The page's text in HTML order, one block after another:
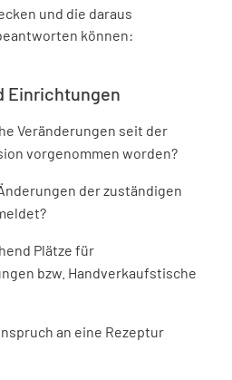
und die daraus
können:
Einrichtungen
Veränderungen seit der
vorgenommen worden?
der zuständigen
Plätze für
bzw. Handverkaufstische
an eine Rezeptur